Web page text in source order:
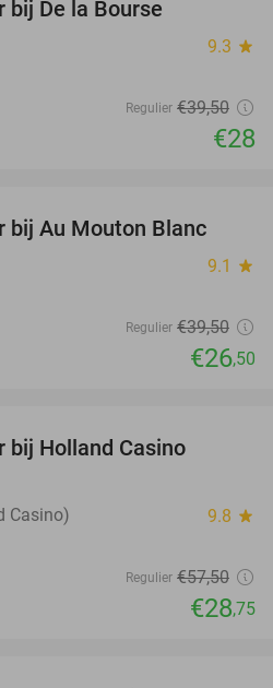
bij De la Bourse
9.3 star
Regulier €39,50
€28
33%
bij Au Mouton Blanc
9.1 star
Regulier €39,50
€26,50
bij Holland Casino
Casino) 9.8 star
Regulier €57,50
€28,75